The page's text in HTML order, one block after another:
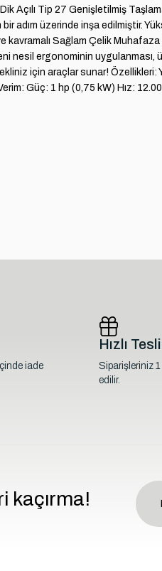
Açılı Tip 27 Genişletilmiş
adım üzerinde inşa edilmiştir.
kavramalı Sağlam Çelik
ergonominin uygulanması,
için araçlar sunar!
Güç: 1 hp (0,75 kW) Hız:
iade
Hızlı
Siparişleriniz
edilir.
kaçırma!